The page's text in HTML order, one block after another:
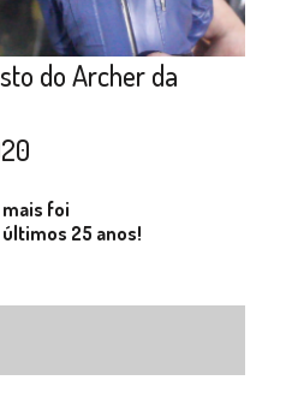
do Archer da
mais foi
25 anos!